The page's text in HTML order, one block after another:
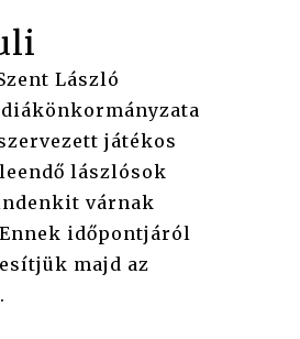
László
játékos
lászlósok
várnak
időpontjáról
majd az